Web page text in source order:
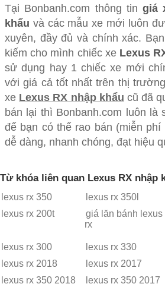
Tại Bonbanh.com thông tin giá
khẩu và các mẫu xe mới luôn
xuyên, đầy đủ và chính xác.
kiếm cho mình chiếc xe Lexus
sử dụng hay 1 chiếc xe mới
với giá cả tốt nhất trên thị
xe Lexus RX nhập khẩu cũ đã
bán lại thì Bonbanh.com luôn là
để bạn có thể rao bán (miễn
dễ dàng, nhanh chóng, đạt hiệu
Từ khóa liên quan Lexus RX nhập
lexus rx 350 lexus rx 350l
lexus rx 200t
giá lăn bánh lexus
rx
lexus rx 300
lexus rx 330
lexus rx 2018
lexus rx 2017
lexus rx 350 2018
lexus rx 350 2017